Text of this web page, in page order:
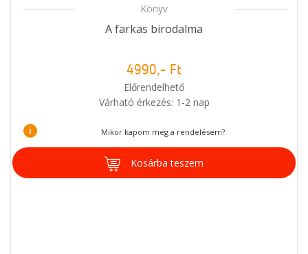
Könyv
A farkas birodalma
4990,- Ft
Előrendelhető
Várható érkezés: 1-2 nap
i Mikor kapom meg a rendelésem?
Kosárba teszem